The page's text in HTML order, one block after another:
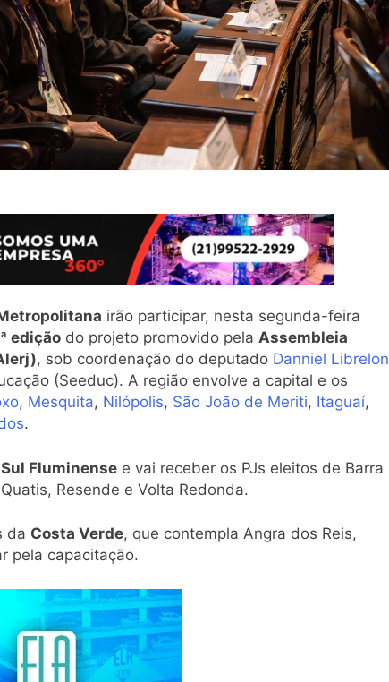
irão participar, nesta segunda-feira
edição do projeto promovido pela Assembleia
, sob coordenação do deputado Danniel Librelon
(Seeduc). A região envolve a capital e os
, Mesquita, Nilópolis, São João de Meriti, Itaguaí,
.
Sul Fluminense e vai receber os PJs eleitos de Barra
Resende e Volta Redonda.
da Costa Verde, que contempla Angra dos Reis,
pela capacitação.